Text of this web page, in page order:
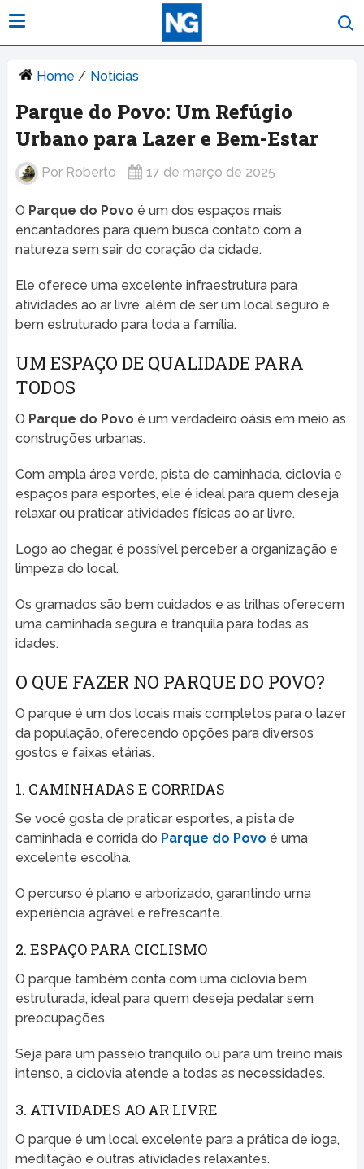
Home / Notícias
Parque do Povo: Um Refúgio
Urbano para Lazer e Bem-Estar
Por Roberto 17 de março de 2025
O Parque do Povo é um dos espaços mais
encantadores para quem busca contato com a
natureza sem sair do coração da cidade.
Ele oferece uma excelente infraestrutura para
atividades ao ar livre, além de ser um local seguro e
bem estruturado para toda a família.
UM ESPAÇO DE QUALIDADE PARA
TODOS
O Parque do Povo é um verdadeiro oásis em meio às
construções urbanas.
Com ampla área verde, pista de caminhada, ciclovia e
espaços para esportes, ele é ideal para quem deseja
relaxar ou praticar atividades físicas ao ar livre.
Logo ao chegar, é possível perceber a organização e
limpeza do local.
Os gramados são bem cuidados e as trilhas oferecem
uma caminhada segura e tranquila para todas as
idades.
O QUE FAZER NO PARQUE DO POVO?
O parque é um dos locais mais completos para o lazer
da população, oferecendo opções para diversos
gostos e faixas etárias.
1. CAMINHADAS E CORRIDAS
Se você gosta de praticar esportes, a pista de
caminhada e corrida do Parque do Povo é uma
excelente escolha.
O percurso é plano e arborizado, garantindo uma
experiência agrável e refrescante.
2. ESPAÇO PARA CICLISMO
O parque também conta com uma ciclovia bem
estruturada, ideal para quem deseja pedalar sem
preocupações.
Seja para um passeio tranquilo ou para um treino mais
intenso, a ciclovia atende a todas as necessidades.
3. ATIVIDADES AO AR LIVRE
O parque é um local excelente para a prática de ioga,
meditação e outras atividades relaxantes.